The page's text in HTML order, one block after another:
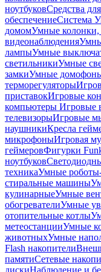
ноутбуковСредства
обеспечениеСистема
домомУмные колонки,
видеонаблюдения
лампыУмные
светильникиУмные
замкиУмные
терморегуляторы
приставокИгровые
компьютеры Игровые
телевизорыИгровые
наушникиКресла
микрофоныИгровая
геймеровФигурки
ноутбуков
техникаУмные
стиральные машины
кулинарныеУмные
обогревателиУмные
отопительные котлы
метеостанцииУмные
животныхУмные
Flash накопители
памятиСетевые
дискиНаблюдение и